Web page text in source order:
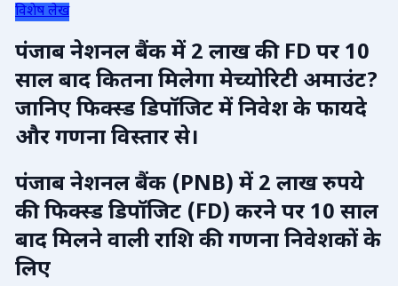
विशेष लेख
पंजाब नेशनल बैंक में 2 लाख की FD पर 10
साल बाद कितना मिलेगा मेच्योरिटी अमाउंट?
जानिए फिक्स्ड डिपॉजिट में निवेश के फायदे
और गणना विस्तार से।
पंजाब नेशनल बैंक (PNB) में 2 लाख रुपये
की फिक्स्ड डिपॉजिट (FD) करने पर 10 साल
बाद मिलने वाली राशि की गणना निवेशकों के
लिए